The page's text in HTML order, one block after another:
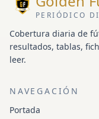
PERIÓDICO
Cobertura diaria de
resultados, tablas,
leer.
NAVEGACIÓN
Portada